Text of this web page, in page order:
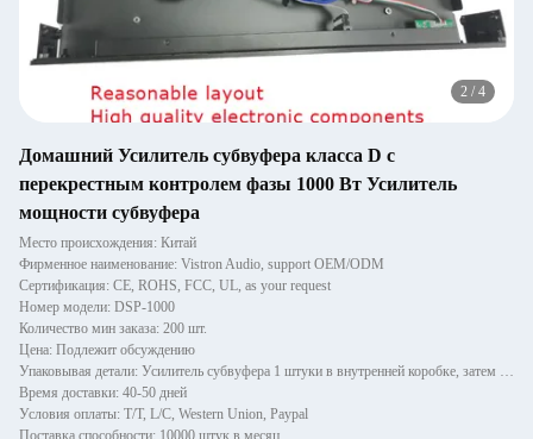
2 / 4
Домашний Усилитель субвуфера класса D с
перекрестным контролем фазы 1000 Вт Усилитель
мощности субвуфера
Место происхождения: Китай
Фирменное наименование: Vistron Audio, support OEM/ODM
Сертификация: CE, ROHS, FCC, UL, as your request
Номер модели: DSP-1000
Количество мин заказа: 200 шт.
Цена: Подлежит обсуждению
Упаковывая детали: Усилитель субвуфера 1 штуки в внутренней коробке, затем упакованной во внешнюю коробку.
Время доставки: 40-50 дней
Условия оплаты: T/T, L/C, Western Union, Paypal
Поставка способности: 10000 штук в месяц